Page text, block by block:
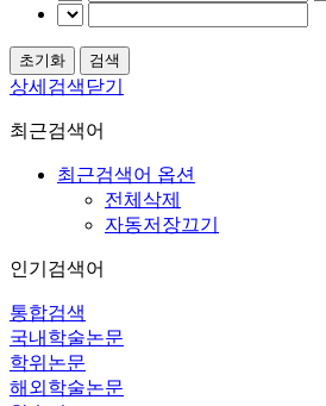
상세검색닫기
최근검색어
최근검색어 옵션
전체삭제
자동저장끄기
인기검색어
통합검색
국내학술논문
학위논문
해외학술논문